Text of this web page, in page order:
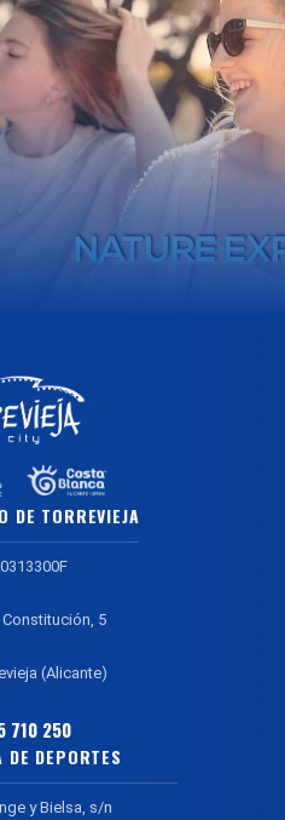
DE TORREVIEJA
5
(Alicante)
710 250
DE DEPORTES
y Bielsa, s/n